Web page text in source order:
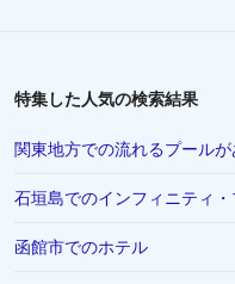
秋田県でのホテル
宮古市でのホテル
名護市でのホテル
特集した人気の検索結果
関東地方での流れるプール
石垣島でのインフィニティ
函館市でのホテル